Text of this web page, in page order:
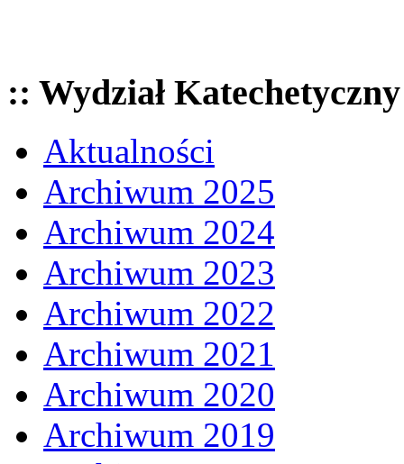
:: Wydział Katechetyczny
Aktualności
Archiwum 2025
Archiwum 2024
Archiwum 2023
Archiwum 2022
Archiwum 2021
Archiwum 2020
Archiwum 2019